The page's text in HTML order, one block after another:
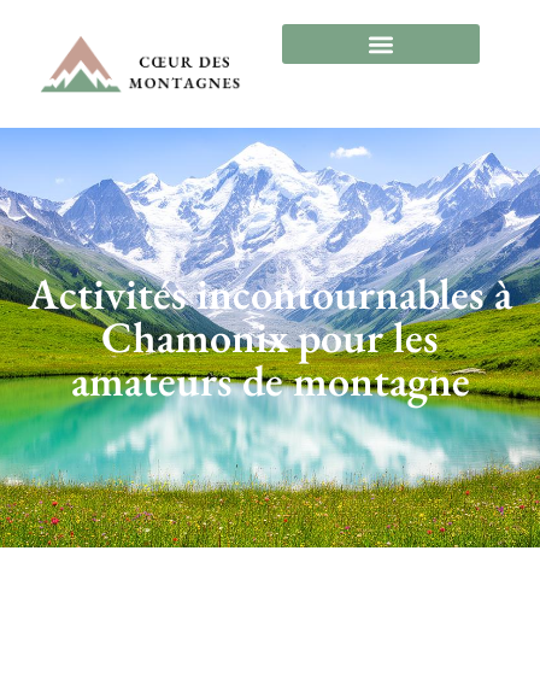
Activités incontournables à
Chamonix pour les
amateurs de montagne